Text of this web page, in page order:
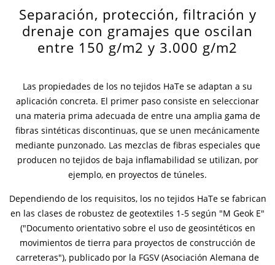
Contactos
Contacto global
Separación, protección, filtración y
drenaje con gramajes que oscilan
entre 150 g/m2 y 3.000 g/m2
Las propiedades de los no tejidos HaTe se adaptan a su
aplicación concreta. El primer paso consiste en seleccionar
una materia prima adecuada de entre una amplia gama de
fibras sintéticas discontinuas, que se unen mecánicamente
mediante punzonado. Las mezclas de fibras especiales que
producen no tejidos de baja inflamabilidad se utilizan, por
ejemplo, en proyectos de túneles.
Dependiendo de los requisitos, los no tejidos HaTe se fabrican
en las clases de robustez de geotextiles 1-5 según "M Geok E"
("Documento orientativo sobre el uso de geosintéticos en
movimientos de tierra para proyectos de construcción de
carreteras"), publicado por la FGSV (Asociación Alemana de